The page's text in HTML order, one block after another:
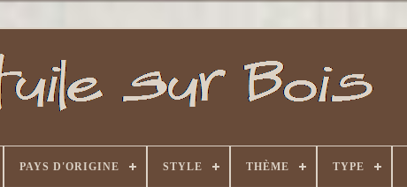
PAYS D'ORIGINE STYLE THÈME TYPE